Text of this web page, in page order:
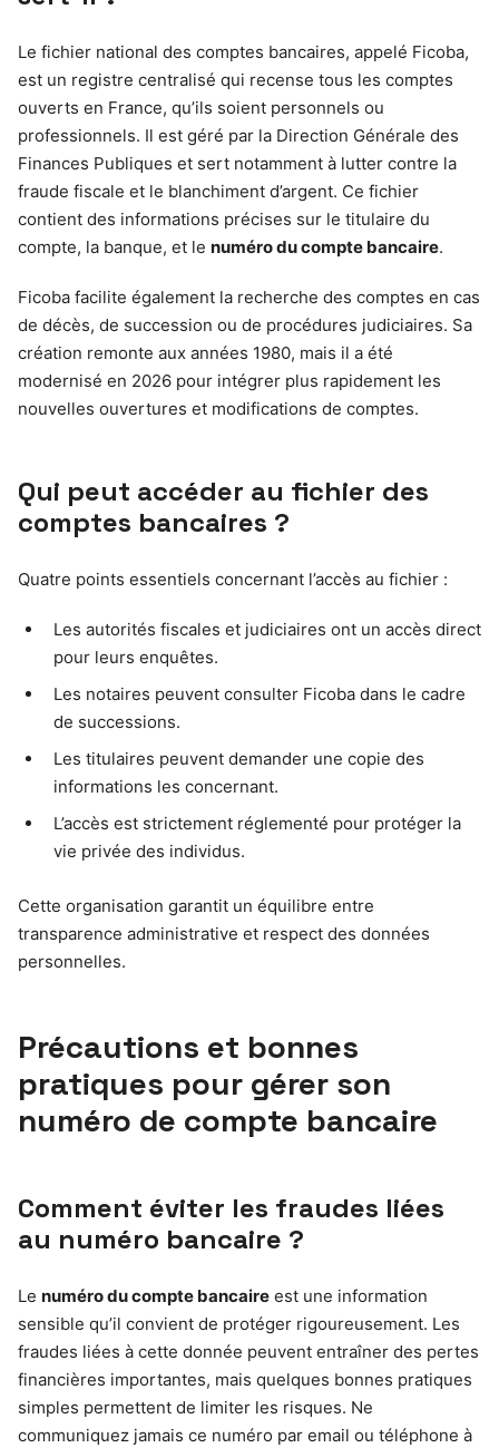
Le fichier national des comptes bancaires, appelé Ficoba,
est un registre centralisé qui recense tous les comptes
ouverts en France, qu’ils soient personnels ou
professionnels. Il est géré par la Direction Générale des
Finances Publiques et sert notamment à lutter contre la
fraude fiscale et le blanchiment d’argent. Ce fichier
contient des informations précises sur le titulaire du
compte, la banque, et le numéro du compte bancaire.
Ficoba facilite également la recherche des comptes en cas
de décès, de succession ou de procédures judiciaires. Sa
création remonte aux années 1980, mais il a été
modernisé en 2026 pour intégrer plus rapidement les
nouvelles ouvertures et modifications de comptes.
Qui peut accéder au fichier des
comptes bancaires ?
Quatre points essentiels concernant l’accès au fichier :
Les autorités fiscales et judiciaires ont un accès direct
pour leurs enquêtes.
Les notaires peuvent consulter Ficoba dans le cadre
de successions.
Les titulaires peuvent demander une copie des
informations les concernant.
L’accès est strictement réglementé pour protéger la
vie privée des individus.
Cette organisation garantit un équilibre entre
transparence administrative et respect des données
personnelles.
Précautions et bonnes
pratiques pour gérer son
numéro de compte bancaire
Comment éviter les fraudes liées
au numéro bancaire ?
Le numéro du compte bancaire est une information
sensible qu’il convient de protéger rigoureusement. Les
fraudes liées à cette donnée peuvent entraîner des pertes
financières importantes, mais quelques bonnes pratiques
simples permettent de limiter les risques. Ne
communiquez jamais ce numéro par email ou téléphone à